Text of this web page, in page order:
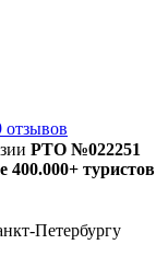
отзывов
РТО №022251
400.000+ туристов
Петербургу